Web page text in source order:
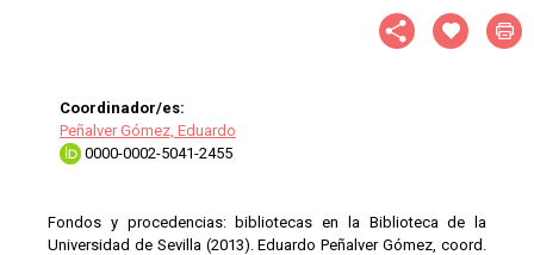
Coordinador/es:
Peñalver Gómez, Eduardo
0000-0002-5041-2455
Fondos y procedencias: bibliotecas en la Biblioteca de la
Universidad de Sevilla (2013). Eduardo Peñalver Gómez, coord.